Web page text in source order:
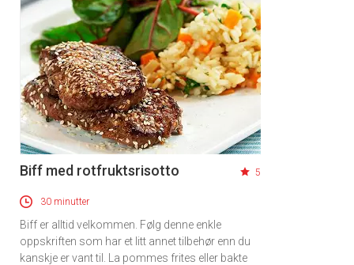
Biff med rotfruktsrisotto 5
30 minutter
Biff er alltid velkommen. Følg denne enkle
oppskriften som har et litt annet tilbehør enn du
kanskje er vant til. La pommes frites eller bakte